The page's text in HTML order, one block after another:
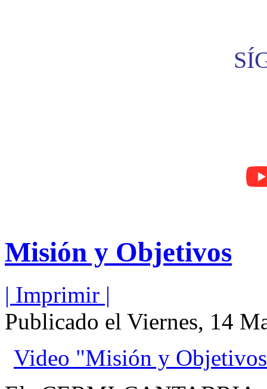
Misión y Objetivos
| Imprimir |
Publicado el Viernes, 14
Video "Misión y